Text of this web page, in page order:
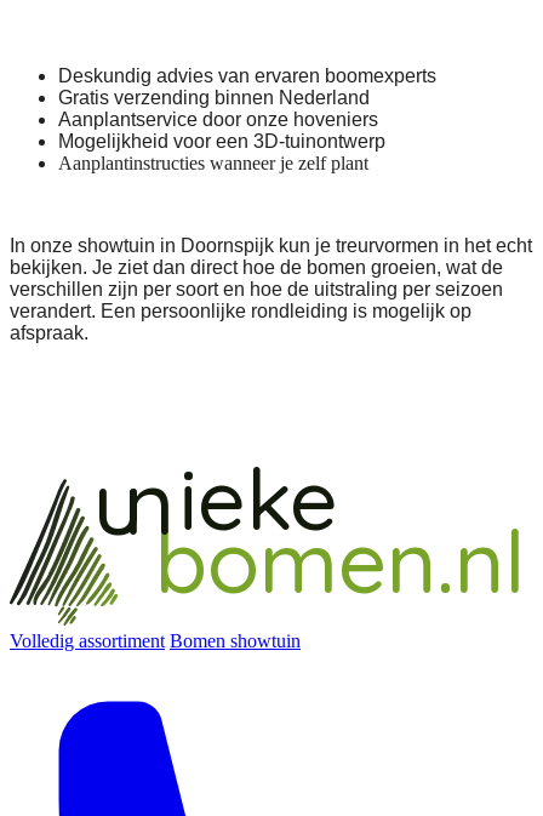
Deskundig advies van ervaren boomexperts
Gratis verzending binnen Nederland
Aanplantservice door onze hoveniers
Mogelijkheid voor een 3D-tuinontwerp
Aanplantinstructies wanneer je zelf plant
In onze showtuin in Doornspijk kun je treurvormen in het echt
bekijken. Je ziet dan direct hoe de bomen groeien, wat de
verschillen zijn per soort en hoe de uitstraling per seizoen
verandert. Een persoonlijke rondleiding is mogelijk op
afspraak.
bomen.nl
unieke
Volledig assortiment Bomen showtuin